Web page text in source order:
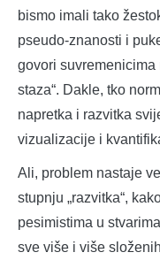
bismo imali tako
pseudo-znanosti i
govori suvremenicima
staza“. Dakle, tko
napretka i razvitka
vizualizacije i
Ali, problem nastaje
stupnju „razvitka“,
pesimistima u
sve više i više